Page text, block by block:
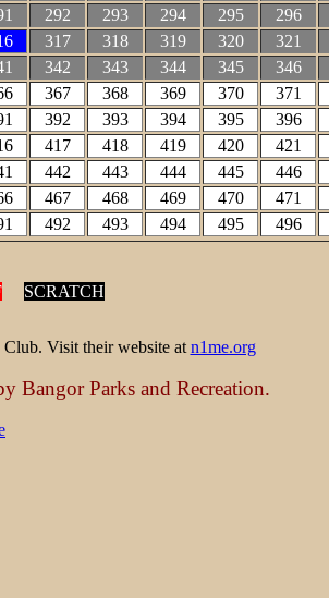
292 293 294 295 296
317 318 319 320 321
342 343 344 345 346
367 368 369 370 371
392 393 394 395 396
417 418 419 420 421
442 443 444 445 446
467 468 469 470 471
492 493 494 495 496
SCRATCH
Club. Visit their website atn1me.org
Bangor Parks and Recreation.